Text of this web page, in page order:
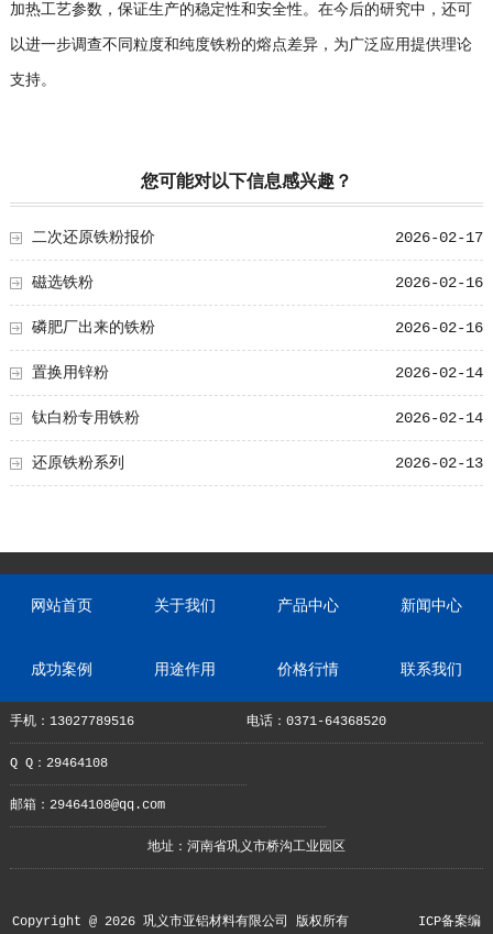
加热工艺参数，保证生产的稳定性和安全性。在今后的研究中，还可
以进一步调查不同粒度和纯度铁粉的熔点差异，为广泛应用提供理论
支持。
您可能对以下信息感兴趣？
2026-02-17
二次还原铁粉报价
2026-02-16
磁选铁粉
2026-02-16
磷肥厂出来的铁粉
2026-02-14
置换用锌粉
2026-02-14
钛白粉专用铁粉
2026-02-13
还原铁粉系列
网站首页 关于我们 产品中心 新闻中心
成功案例 用途作用 价格行情 联系我们
手机：13027789516 电话：0371-64368520
Q Q：29464108
邮箱：29464108@qq.com
地址：河南省巩义市桥沟工业园区
Copyright @ 2026 巩义市亚铝材料有限公司 版权所有 ICP备案编